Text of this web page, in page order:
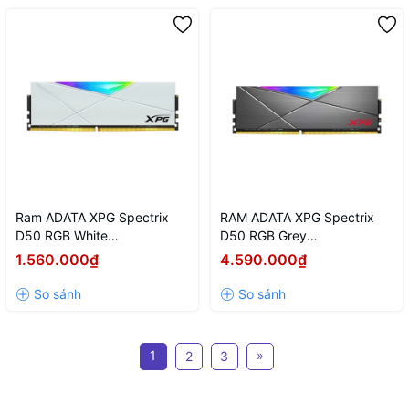
Ram ADATA XPG Spectrix
D50 RGB White
(AX4U320016G16A-SW50)
16GB (1x16GB) DDR4
3200Mhz
1.560.000₫
RAM ADATA XPG Spectrix
D50 RGB Grey
(AX4U32008G16A-ST50)
8GB (1x8GB) DDR4
3200Mhz
4.590.000₫
1 2 3 »